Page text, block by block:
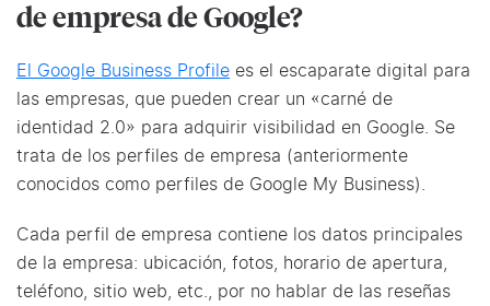
de empresa de Google?
El Google Business Profile es el escaparate digital para
las empresas, que pueden crear un «carné de
identidad 2.0» para adquirir visibilidad en Google. Se
trata de los perfiles de empresa (anteriormente
conocidos como perfiles de Google My Business).
Cada perfil de empresa contiene los datos principales
de la empresa: ubicación, fotos, horario de apertura,
teléfono, sitio web, etc., por no hablar de las reseñas